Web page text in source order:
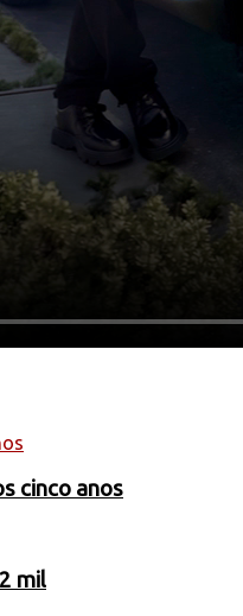
cinco anos
mil